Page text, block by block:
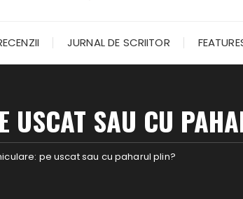
JURNAL DE SCRIITOR
USCAT SAU CU
pe uscat sau cu paharul plin?